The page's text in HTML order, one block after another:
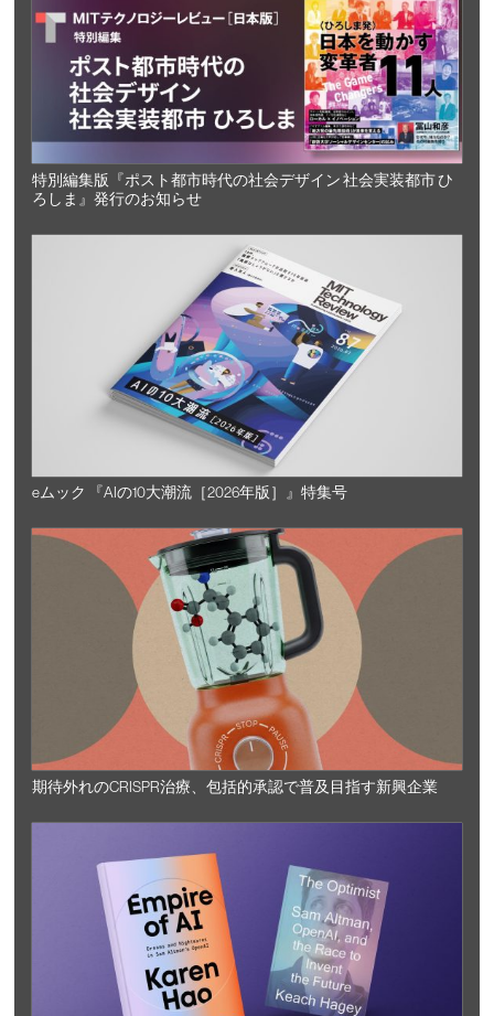
特別編集版『ポスト都市時代の社会デザイン 社会実装都市 ひ
ろしま』発行のお知らせ
eムック 『AIの10大潮流［2026年版］』特集号
期待外れのCRISPR治療、包括的承認で普及目指す新興企業